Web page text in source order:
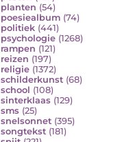
planten (54)
poesiealbum (74)
politiek (441)
psychologie (1268)
rampen (121)
reizen (197)
religie (1372)
schilderkunst (68)
school (108)
sinterklaas (129)
sms (25)
snelsonnet (395)
songtekst (181)